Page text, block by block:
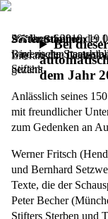
Bei
dem Jahr
Stifter-Stimmen
Literarische
Stifters
Adalbert Stifter, der
wird zu den
gezählt.
Anlässlich seines
mit freundlicher
zum Gedenken an
Werner Fritsch
und Bernhard
Texte, die der
Peter Becher
Stifters Sterben und
29. Januar 2018,
Bayerische